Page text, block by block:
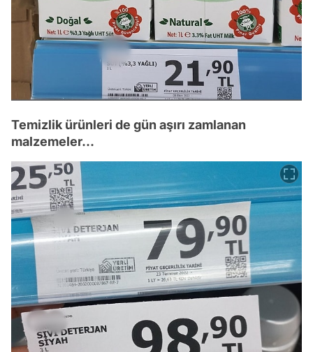
Temizlik ürünleri de gün aşırı zamlanan
malzemeler...